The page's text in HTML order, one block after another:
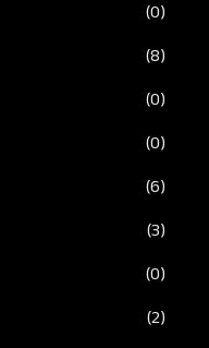
(0)
(8)
(0)
(0)
(6)
(3)
(0)
(2)